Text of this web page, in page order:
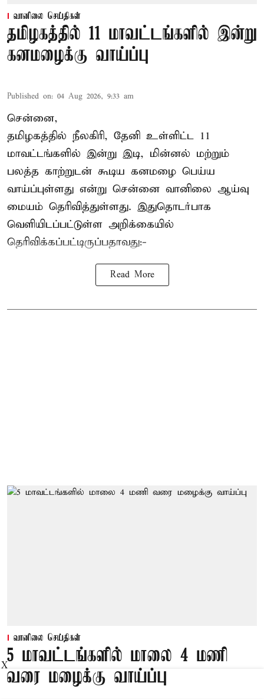
வானிலை செய்திகள்
தமிழகத்தில் 11 மாவட்டங்களில் இன்று
கனமழைக்கு வாய்ப்பு
Published on: 04 Aug 2026, 9:33 am
சென்னை,
தமிழகத்தில் நீலகிரி, தேனி உள்ளிட்ட 11
மாவட்டங்களில் இன்று இடி, மின்னல் மற்றும்
பலத்த காற்றுடன் கூடிய கனமழை பெய்ய
வாய்ப்புள்ளது என்று சென்னை வானிலை ஆய்வு
மையம் தெரிவித்துள்ளது. இதுதொடர்பாக
வெளியிடப்பட்டுள்ள அறிக்கையில்
தெரிவிக்கப்பட்டிருப்பதாவது:-
Read More
வானிலை செய்திகள்
5 மாவட்டங்களில் மாலை 4 மணி
வரை மழைக்கு வாய்ப்பு
X